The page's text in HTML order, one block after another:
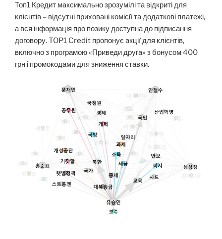
Топ1 Кредит максимально зрозумілі та відкриті для
клієнтів – відсутні приховані комісії та додаткові платежі,
а вся інформація про позику доступна до підписання
договору. TOP1 Credit пропонує акції для клієнтів,
включно з програмою «Приведи друга» з бонусом 400
грн і промокодами для зниження ставки.